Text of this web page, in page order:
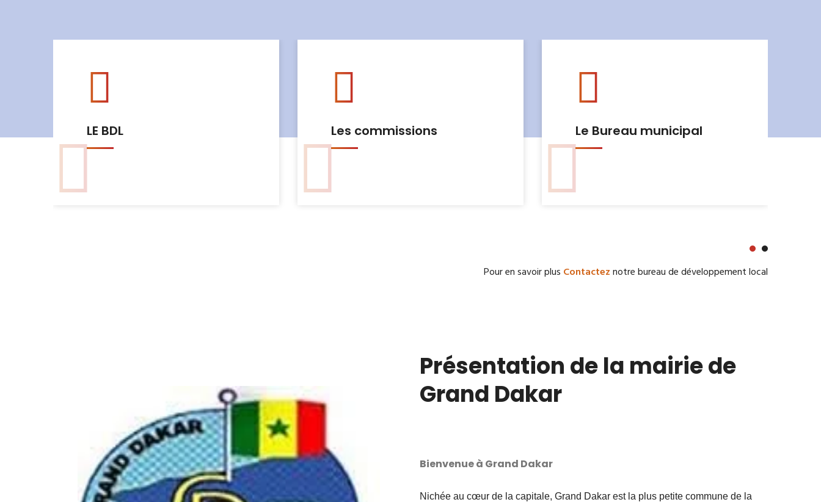
Les commissions Le Bureau municipal Urbanisme et Habitat
Pour en savoir plus Contacteznotre bureau de développement local
Présentation de la mairie de
Grand Dakar
Bienvenue à Grand Dakar
Nichée au cœur de la capitale, Grand Dakar est la plus petite commune de la